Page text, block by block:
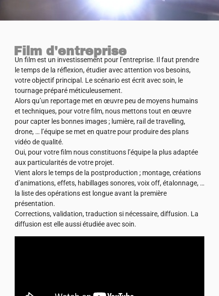
Film d'entreprise
Un film est un investissement pour l’entreprise. Il faut prendre
le temps de la réflexion, étudier avec attention vos besoins,
votre objectif principal. Le scénario est écrit avec soin, le
tournage préparé méticuleusement.
Alors qu’un reportage met en œuvre peu de moyens humains
et techniques, pour votre film, nous mettons tout en œuvre
pour capter les bonnes images ; lumière, rail de travelling,
drone, … l’équipe se met en quatre pour produire des plans
vidéo de qualité.
Oui, pour votre film nous constituons l’équipe la plus adaptée
aux particularités de votre projet.
Vient alors le temps de la postproduction ; montage, créations
d’animations, effets, habillages sonores, voix off, étalonnage, …
la liste des opérations est longue avant la première
présentation.
Corrections, validation, traduction si nécessaire, diffusion. La
diffusion est elle aussi étudiée avec soin.